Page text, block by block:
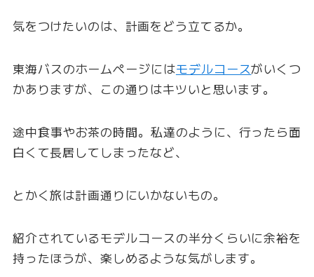
気をつけたいのは、計画をどう立てるか。
東海バスのホームページにはモデルコースがいくつ
かありますが、この通りはキツいと思います。
途中食事やお茶の時間。私達のように、行ったら面
白くて長居してしまったなど、
とかく旅は計画通りにいかないもの。
紹介されているモデルコースの半分くらいに余裕を
持ったほうが、楽しめるような気がします。